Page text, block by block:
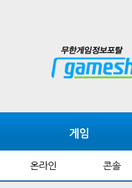
게임
온라인 콘솔